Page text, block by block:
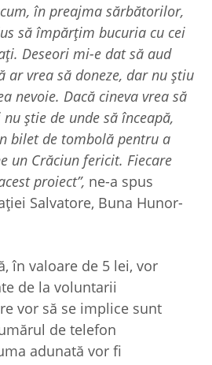
în preajma sărbătorilor,
să împărțim bucuria cu cei
Deseori mi-e dat să aud
ar vrea să doneze, dar nu știu
nevoie. Dacă cineva vrea să
știe de unde să înceapă,
bilet de tombolă pentru a
un Crăciun fericit. Fiecare
proiect”, ne-a spus
Salvatore, Buna Hunor-
în valoare de 5 lei, vor
de la voluntarii
vor să se implice sunt
de telefon
adunată vor fi